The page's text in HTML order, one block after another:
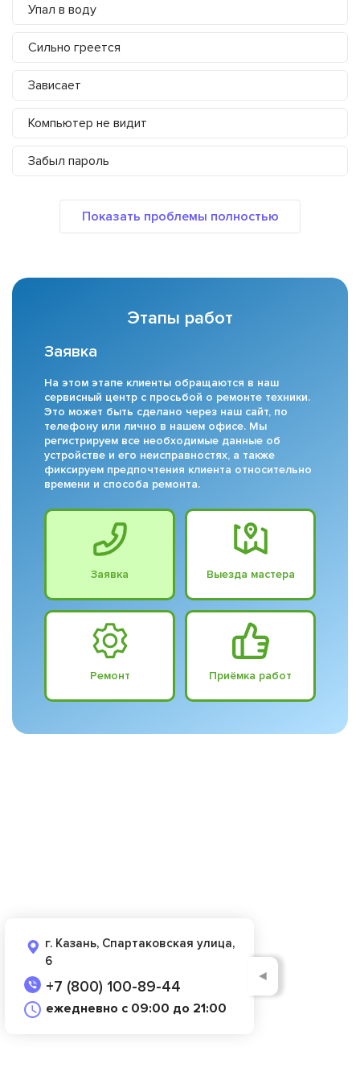
Упал в воду
Сильно греется
Зависает
Компьютер не видит
Забыл пароль
Этапы работ
Заявка
На этом этапе клиенты обращаются в наш
сервисный центр с просьбой о ремонте техники.
Это может быть сделано через наш сайт, по
телефону или лично в нашем офисе. Мы
регистрируем все необходимые данные об
устройстве и его неисправностях, а также
фиксируем предпочтения клиента относительно
времени и способа ремонта.
Заявка Выезда мастера
Ремонт Приёмка работ
г. Казань, Спартаковская улица,
6
+7 (800) 100-89-44
ежедневно с 09:00 до 21:00
◄